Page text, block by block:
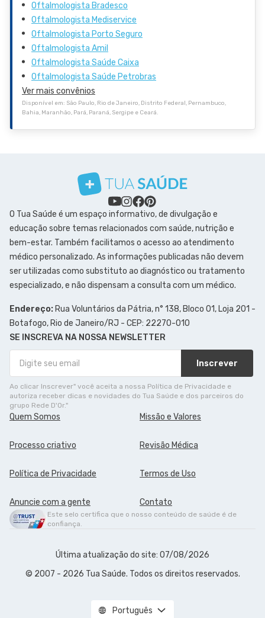
Oftalmologista Bradesco
Oftalmologista Mediservice
Oftalmologista Porto Seguro
Oftalmologista Amil
Oftalmologista Saúde Caixa
Oftalmologista Saúde Petrobras
Ver mais convênios
Disponível em: São Paulo, Rio de Janeiro, Distrito Federal, Pernambuco,
Bahia, Maranhão, Pará, Paraná, Sergipe e Ceará.
O Tua Saúde é um espaço informativo, de divulgação e
educação sobre temas relacionados com saúde, nutrição e
bem-estar. Também facilitamos o acesso ao atendimento
médico personalizado. As informações publicadas não devem
ser utilizadas como substituto ao diagnóstico ou tratamento
especializado, e não dispensam a consulta com um médico.
Endereço: Rua Voluntários da Pátria, n° 138, Bloco 01, Loja 201 -
Botafogo, Rio de Janeiro/RJ - CEP: 22270-010
SE INSCREVA NA NOSSA NEWSLETTER
Inscrever
Ao clicar Inscrever" você aceita a nossa Política de Privacidade e
autoriza receber dicas e novidades do Tua Saúde e dos parceiros do
grupo Rede D'Or."
Quem Somos Missão e Valores
Processo criativo Revisão Médica
Política de Privacidade Termos de Uso
Anuncie com a gente Contato
Este selo certifica que o nosso conteúdo de saúde é de
confiança.
Última atualização do site: 07/08/2026
© 2007 - 2026 Tua Saúde. Todos os direitos reservados.
Português